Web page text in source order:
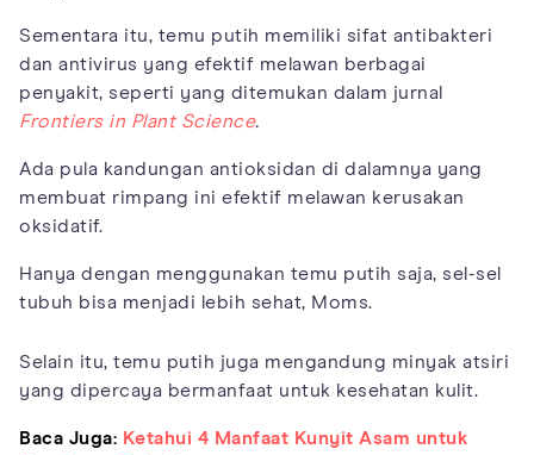
Sementara itu, temu putih memiliki sifat antibakteri
dan antivirus yang efektif melawan berbagai
penyakit, seperti yang ditemukan dalam jurnal
Frontiers in Plant Science.
Ada pula kandungan antioksidan di dalamnya yang
membuat rimpang ini efektif melawan kerusakan
oksidatif.
Hanya dengan menggunakan temu putih saja, sel-sel
tubuh bisa menjadi lebih sehat, Moms.
Selain itu, temu putih juga mengandung minyak atsiri
yang dipercaya bermanfaat untuk kesehatan kulit.
Baca Juga: Ketahui 4 Manfaat Kunyit Asam untuk